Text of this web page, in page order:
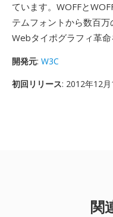
ています。WOFFと
テムフォントから数百
Webタイポグラフィ革命
開発元: W3C
初回リリース: 2012年12月
関